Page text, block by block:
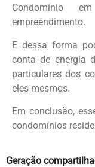
Condomínio
empreendimento.
E dessa forma
conta de energia
particulares dos
eles mesmos.
Em conclusão,
condomínios
Geração